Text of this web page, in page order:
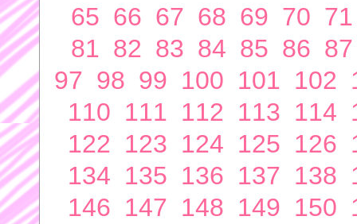
65 66 67 68 69 70 71
81 82 83 84 85 86 87
97 98 99 100 101 102
110 111 112 113 114
122 123 124 125 126
134 135 136 137 138
146 147 148 149 150